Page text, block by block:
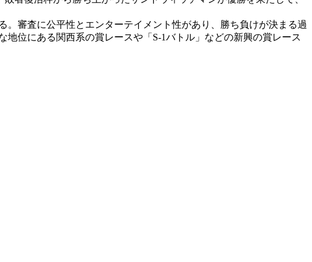
審査に公平性とエンターテイメント性があり、勝ち負けが決まる過
位にある関西系の賞レースや「S-1バトル」などの新興の賞レース